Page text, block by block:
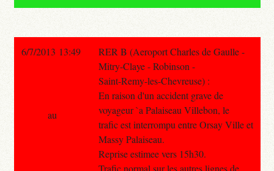
6/7/2013 13:49
RER B (Aeroport Charles de Gaulle -
Mitry-Claye - Robinson -
Saint-Remy-les-Chevreuse) :
En raison d'un accident grave de
voyageur `a Palaiseau Villebon, le
trafic est interrompu entre Orsay Ville et
Massy Palaiseau.
Reprise estimee vers 15h30.
Trafic normal sur les autres lignes de
au